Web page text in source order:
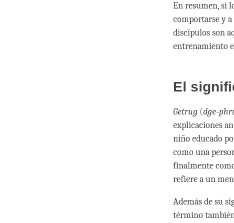
En resumen, si
comportarse y
discípulos son
entrenamiento
El
Getrug (dge-
explicaciones
niño educado
como una
finalmente
refiere a un
Además de su
término